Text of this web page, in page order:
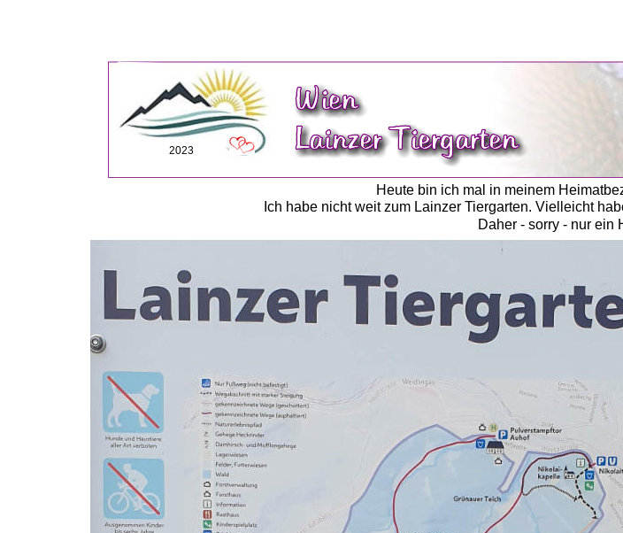
Heute bin ich mal in meinem
Ich habe nicht weit zum Lainzer Tiergarten. Vielleicht
Daher - sorry - nur ein
2023